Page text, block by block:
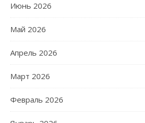
Июнь 2026
Май 2026
Апрель 2026
Март 2026
Февраль 2026